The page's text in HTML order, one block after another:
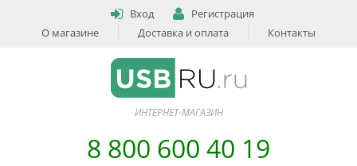
Вход
Регистрация
О магазине
Доставка и оплата Контакты
ИНТЕРНЕТ-МАГАЗИН
8 800 600 40 19